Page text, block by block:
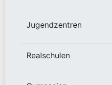
Jugendzentren
Realschulen